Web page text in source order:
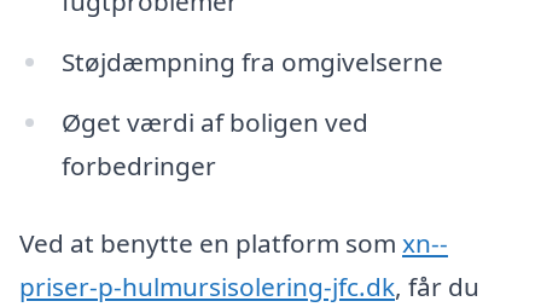
Støjdæmpning fra omgivelserne
Øget værdi af boligen ved
forbedringer
Ved at benytte en platform som xn--
priser-p-hulmursisolering-jfc.dk, får du